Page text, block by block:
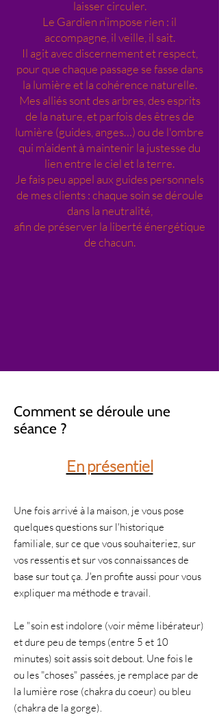
laisser circuler.
Le Gardien n’impose rien : il
accompagne, il veille, il sait.
Il agit avec discernement et respect,
pour que chaque passage se fasse dans
la lumière et la cohérence naturelle.
Mes alliés sont des arbres, des esprits
de la nature, et parfois des êtres de
lumière (guides, anges…) ou de l'ombre
qui m’aident à maintenir la justesse du
lien entre le ciel et la terre.
Je fais peu appel aux guides personnels
de mes clients : chaque soin se déroule
dans la neutralité,
afin de préserver la liberté énergétique
de chacun.
Comment se déroule une
séance ?
En présentiel
Une fois arrivé à la maison, je vous pose
quelques questions sur l'historique
familiale, sur ce que vous souhaiteriez, sur
vos ressentis et sur vos connaissances de
base sur tout ça. J'en profite aussi pour vous
expliquer ma méthode e travail.
Le "soin est indolore (voir même libérateur)
et dure peu de temps (entre 5 et 10
minutes) soit assis soit debout. Une fois le
ou les "choses" passées, je remplace par de
la lumière rose (chakra du coeur) ou bleu
(chakra de la gorge).